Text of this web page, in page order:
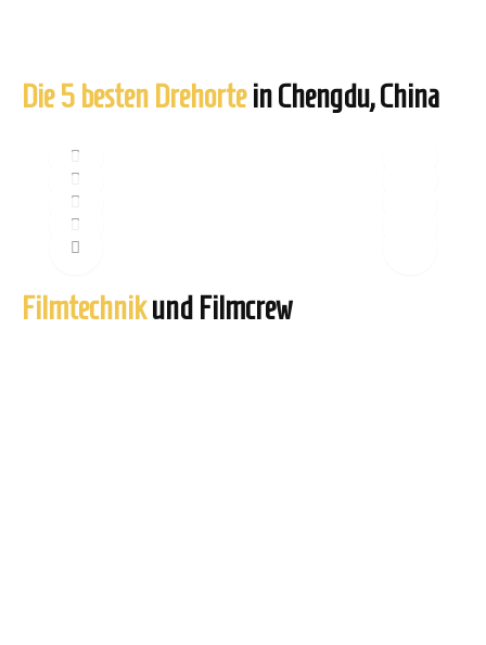
Die 5 besten Drehortein Chengdu, China
Filmtechnikund Filmcrew